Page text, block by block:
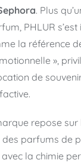
. Plus
PHLUR
la référence
»,
de
repose
parfums de
la chimie